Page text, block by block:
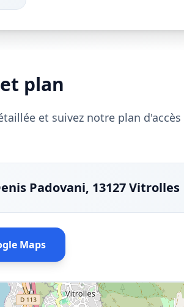
plan
et suivez notre plan
Padovani, 13127 Vitrolles
Maps